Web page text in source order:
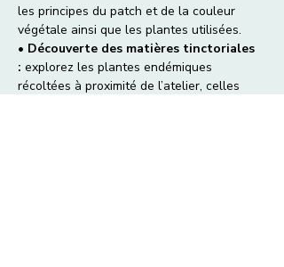
les principes du patch et de la couleur
végétale ainsi que les plantes utilisées.
• Découverte des matières tinctoriales
: explorez les plantes endémiques
récoltées à proximité de l’atelier, celles